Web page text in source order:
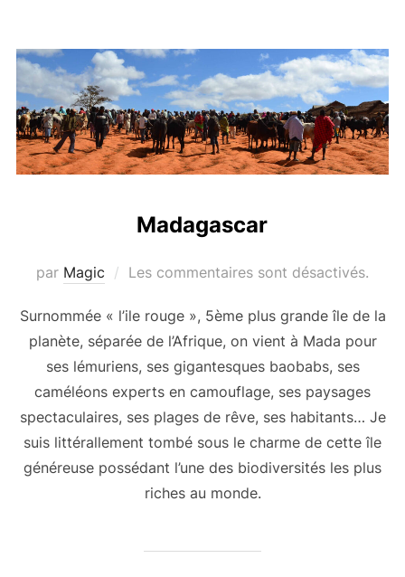
Madagascar
par Magic Les commentaires sont désactivés.
Surnommée « l’ile rouge », 5ème plus grande île de la
planète, séparée de l’Afrique, on vient à Mada pour
ses lémuriens, ses gigantesques baobabs, ses
caméléons experts en camouflage, ses paysages
spectaculaires, ses plages de rêve, ses habitants… Je
suis littérallement tombé sous le charme de cette île
généreuse possédant l’une des biodiversités les plus
riches au monde.